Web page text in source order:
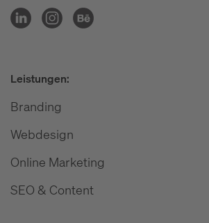
Leistungen:
Branding
Webdesign
Online Marketing
SEO & Content